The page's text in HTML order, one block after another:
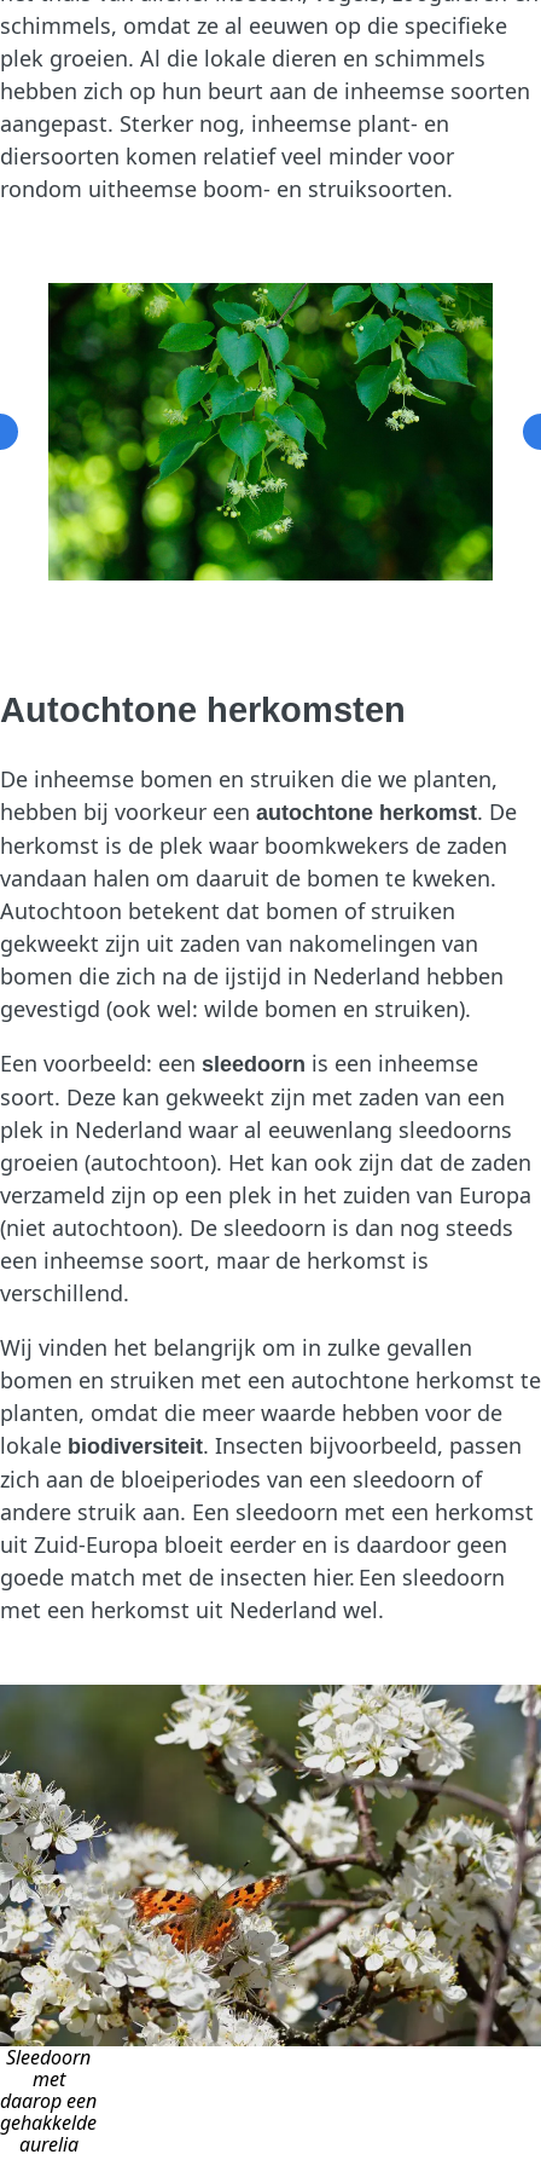
schimmels, omdat ze al eeuwen op die specifieke
plek groeien. Al die lokale dieren en schimmels
hebben zich op hun beurt aan de inheemse soorten
aangepast. Sterker nog, inheemse plant- en
diersoorten komen relatief veel minder voor
rondom uitheemse boom- en struiksoorten.
Autochtone herkomsten
De inheemse bomen en struiken die we planten,
hebben bij voorkeur een autochtone herkomst. De
herkomst is de plek waar boomkwekers de zaden
vandaan halen om daaruit de bomen te kweken.
Autochtoon betekent dat bomen of struiken
gekweekt zijn uit zaden van nakomelingen van
bomen die zich na de ijstijd in Nederland hebben
gevestigd (ook wel: wilde bomen en struiken).
Een voorbeeld: een sleedoorn is een inheemse
soort. Deze kan gekweekt zijn met zaden van een
plek in Nederland waar al eeuwenlang sleedoorns
groeien (autochtoon). Het kan ook zijn dat de zaden
verzameld zijn op een plek in het zuiden van Europa
(niet autochtoon). De sleedoorn is dan nog steeds
een inheemse soort, maar de herkomst is
verschillend.
Wij vinden het belangrijk om in zulke gevallen
bomen en struiken met een autochtone herkomst te
planten, omdat die meer waarde hebben voor de
lokale biodiversiteit. Insecten bijvoorbeeld, passen
zich aan de bloeiperiodes van een sleedoorn of
andere struik aan. Een sleedoorn met een herkomst
uit Zuid-Europa bloeit eerder en is daardoor geen
goede match met de insecten hier. Een sleedoorn
met een herkomst uit Nederland wel.
Sleedoorn
met
daarop een
gehakkelde
aurelia